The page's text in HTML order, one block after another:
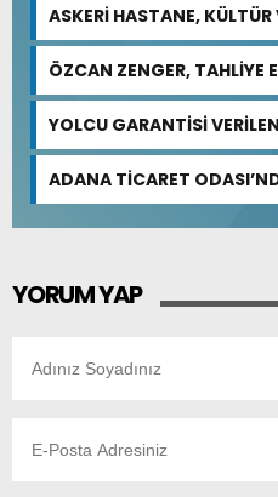
ASKERİ HASTANE, KÜLTÜR
ÖZELLEŞTİRİLEMEZ!
ÖZCAN ZENGER, TAHLİYE
YOLCU GARANTİSİ
ÇIKARMA VAR
ADANA TİCARET
BEKLENİYOR
YORUM YAP